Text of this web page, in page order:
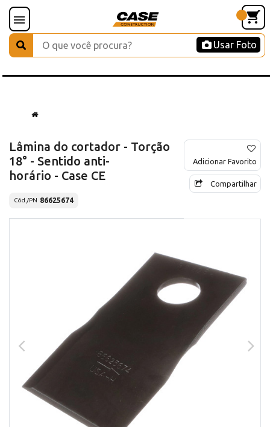
Usar Foto
Lâmina do cortador - Torção
18° - Sentido anti-
horário - Case CE
Cód./PN 86625674
Adicionar Favorito
Compartilhar